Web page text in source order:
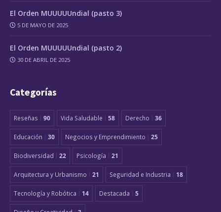
El Orden MUUUUUndial (pasto 3)
5 DE MAYO DE 2025
El Orden MUUUUUndial (pasto 2)
30 DE ABRIL DE 2025
Categorías
Reseñas 90 Vida Saludable 58 Derecho 36
Educación 30 Negocios y Emprendimiento 25
Biodiversidad 22 Psicología 21
Arquitectura y Urbanismo 21 Seguridad e Industria 18
Tecnología y Robótica 14 Destacada 5